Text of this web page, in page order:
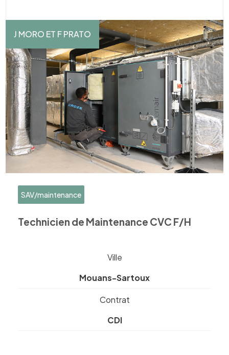
J MORO ET F PRATO
SAV/maintenance
Technicien de Maintenance CVC F/H
Ville
Mouans-Sartoux
Contrat
CDI